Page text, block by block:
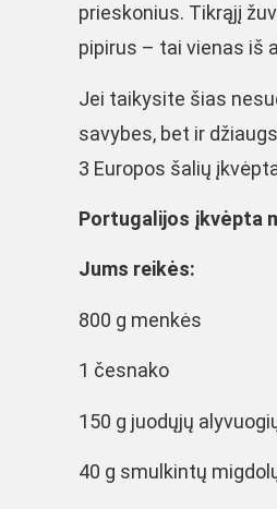
prieskonius. Tikrąjį
pipirus – tai vienas iš
Jei taikysite šias
savybes, bet ir
3 Europos šalių
Portugalijos įkvėpta
Jums reikės:
800 g menkės
1 česnako
150 g juodųjų
40 g smulkintų